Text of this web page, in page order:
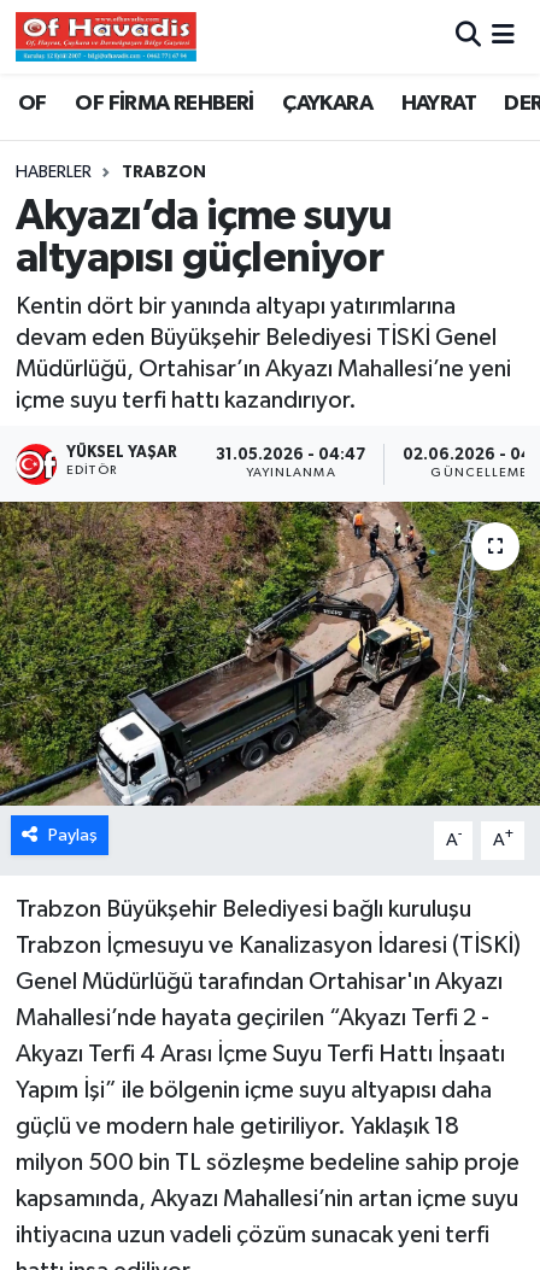
OF OF FİRMA REHBERİ ÇAYKARA HAYRAT
HABERLER TRABZON
Akyazı’da içme suyu
altyapısı güçleniyor
Kentin dört bir yanında altyapı yatırımlarına
devam eden Büyükşehir Belediyesi TİSKİ Genel
Müdürlüğü, Ortahisar’ın Akyazı Mahallesi’ne yeni
içme suyu terfi hattı kazandırıyor.
YÜKSEL YAŞAR
EDITÖR
31.05.2026 - 04:47
YAYINLANMA
02.06.2026 -
GÜNCELLEME
Paylaş A- A+
Trabzon Büyükşehir Belediyesi bağlı kuruluşu
Trabzon İçmesuyu ve Kanalizasyon İdaresi (TİSKİ)
Genel Müdürlüğü tarafından Ortahisar'ın Akyazı
Mahallesi’nde hayata geçirilen “Akyazı Terfi 2 -
Akyazı Terfi 4 Arası İçme Suyu Terfi Hattı İnşaatı
Yapım İşi” ile bölgenin içme suyu altyapısı daha
güçlü ve modern hale getiriliyor. Yaklaşık 18
milyon 500 bin TL sözleşme bedeline sahip proje
kapsamında, Akyazı Mahallesi’nin artan içme suyu
ihtiyacına uzun vadeli çözüm sunacak yeni terfi
Trabzon Nöbetçi Eczaneler
Trabzon Namaz Vakitleri
Trabzon Trafik Yoğunluk Haritası
Süper Lig Puan Durumu ve Fikstür
Tüm Manşetler
Son Dakika Haberleri
Haber Arşivi